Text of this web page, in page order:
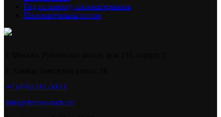
Гид по выбору пиломатериалов
Пиломатериалы оптом
+7 (495) 181-30-11
info@derevo-trade.ru